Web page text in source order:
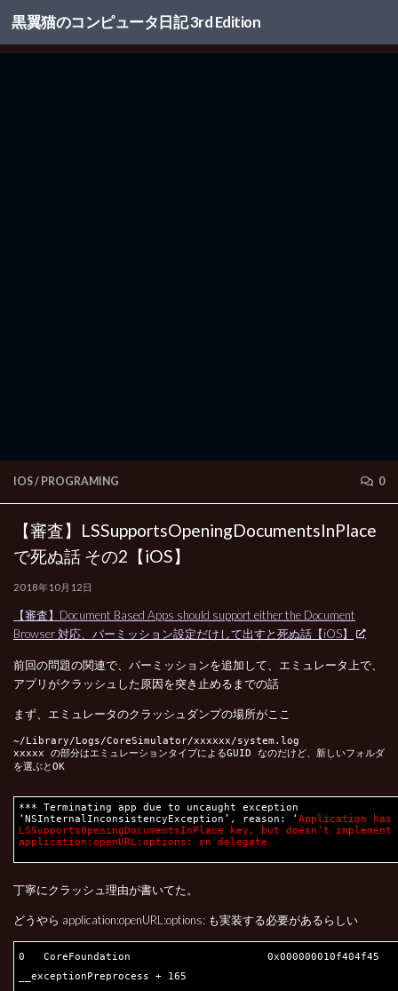
コンテンツへスキップ
黒翼猫のコンピュータ日記 3rd Edition
IOS/ PROGRAMING 0
【審査】LSSupportsOpeningDocumentsInPlace
で死ぬ話 その2【iOS】
2018年10月12日
【審査】Document Based Apps should support either the Document
Browser 対応、パーミッション設定だけして出すと死ぬ話【iOS】
前回の問題の関連で、パーミッションを追加して、エミュレータ上で、
アプリがクラッシュした原因を突き止めるまでの話
まず、エミュレータのクラッシュダンプの場所がここ
~/Library/Logs/CoreSimulator/xxxxxx/system.log
xxxxx の部分はエミュレーションタイプによるGUID なのだけど、新しいフォルダ
を選ぶとOK
*** Terminating app due to uncaught exception
‘NSInternalInconsistencyException’, reason: ‘ Application has
LSSupportsOpeningDocumentsInPlace key, but doesn’t implement
application:openURL:options: on delegate
丁寧にクラッシュ理由が書いてた。
どうやら application:openURL:options: も実装する必要があるらしい
0 CoreFoundation
0x000000010f404f45
__exceptionPreprocess + 165